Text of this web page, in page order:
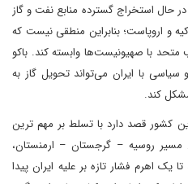
حال استخراج گسترده منابع نفت و گاز
و اروپاست؛ بنابراین منطقی نیست که
متحد با صهیونیست‌ها وابسته کند. باکو
با ایران می‌تواند تحویل گاز به
کند.
کشور قصد دارد با تسلط بر مهم ترین
مسیر روسیه – گرجستان – ارمنستان،
یک اهرم فشار تازه بر علیه ایران پیدا